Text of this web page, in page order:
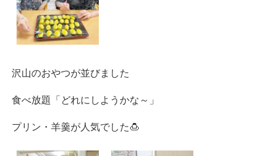
沢山のおやつが並びました
食べ放題「どれにしようかな～」
プリン・羊羹が人気でした🍮